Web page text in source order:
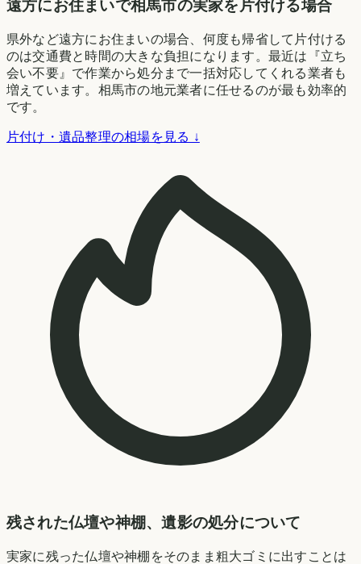
遠方にお住まいで相馬市の実家を片付ける場合
県外など遠方にお住まいの場合、何度も帰省して片付ける
のは交通費と時間の大きな負担になります。最近は『立ち
会い不要』で作業から処分まで一括対応してくれる業者も
増えています。相馬市の地元業者に任せるのが最も効率的
です。
片付け・遺品整理の相場を見る ↓
残された仏壇や神棚、遺影の処分について
実家に残った仏壇や神棚をそのまま粗大ゴミに出すことは